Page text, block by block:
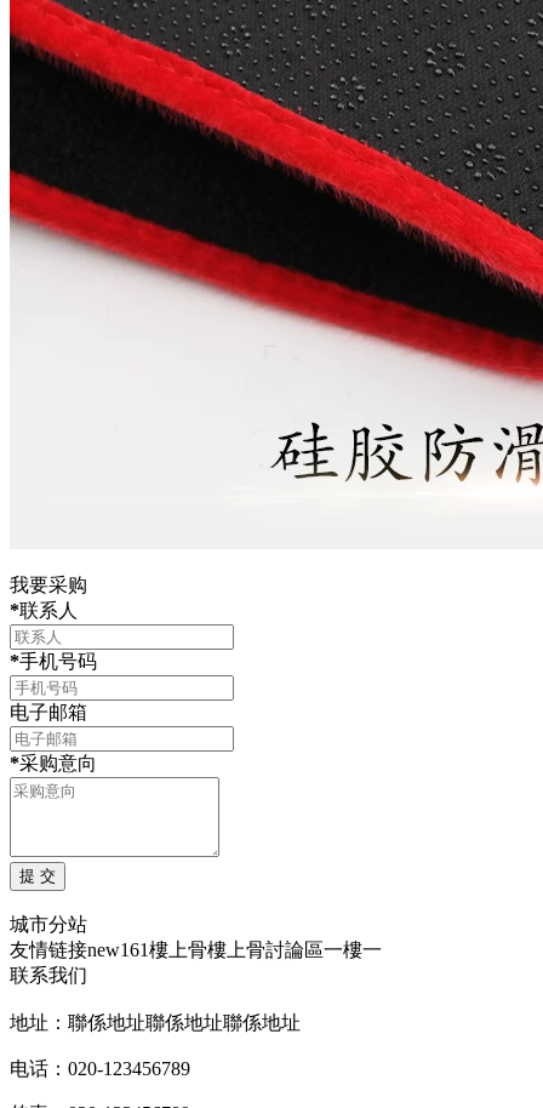
我要采购
*联系人
*手机号码
电子邮箱
*采购意向
城市分站
友情链接new161樓上骨樓上骨討論區一樓一
联系我们
地址：聯係地址聯係地址聯係地址
电话：020-123456789